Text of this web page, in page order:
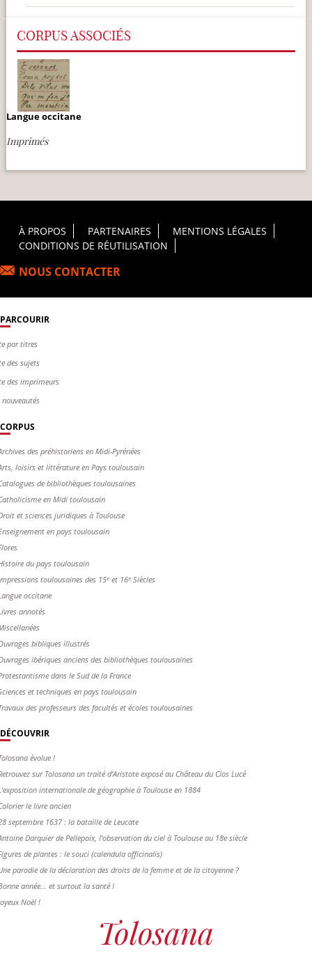
CORPUS ASSOCIÉS
Langue occitane
Imprimés
Footer Principal
À PROPOS PARTENAIRES
MENTIONS LÉGALES
CONDITIONS DE RÉUTILISATION
NOUS CONTACTER
PARCOURIR
par titres
des sujets
des imprimeurs
nouveautés
CORPUS
des préhistoriens en Midi-Pyrénées
loisirs et littérature en Pays toulousain
de bibliothèques toulousaines
en Midi toulousain
et sciences juridiques à Toulouse
en pays toulousain
du pays toulousain
toulousaines des 15ᵉ et 16ᵉ Siècles
occitane
annotés
bibliques illustrés
ibériques anciens des bibliothèques toulousaines
dans le Sud de la France
et techniques en pays toulousain
des professeurs des facultés et écoles toulousaines
DÉCOUVRIR
évolue !
sur Tolosana un traité d'Aristote exposé au Château du Clos Lucé
internationale de géographie à Toulouse en 1884
le livre ancien
septembre 1637 : la bataille de Leucate
Darquier de Pellepoix, l’observation du ciel à Toulouse au 18e siècle
de plantes : le souci (calendula officinalis)
parodie de la déclaration des droits de la femme et de la citoyenne ?
année... et surtout la santé !
Noël !